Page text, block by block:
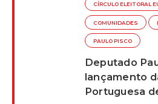
CÍRCULO ELEITORAL
COMUNIDADES
PAULO PISCO
Deputado
lançamento
Portuguesa